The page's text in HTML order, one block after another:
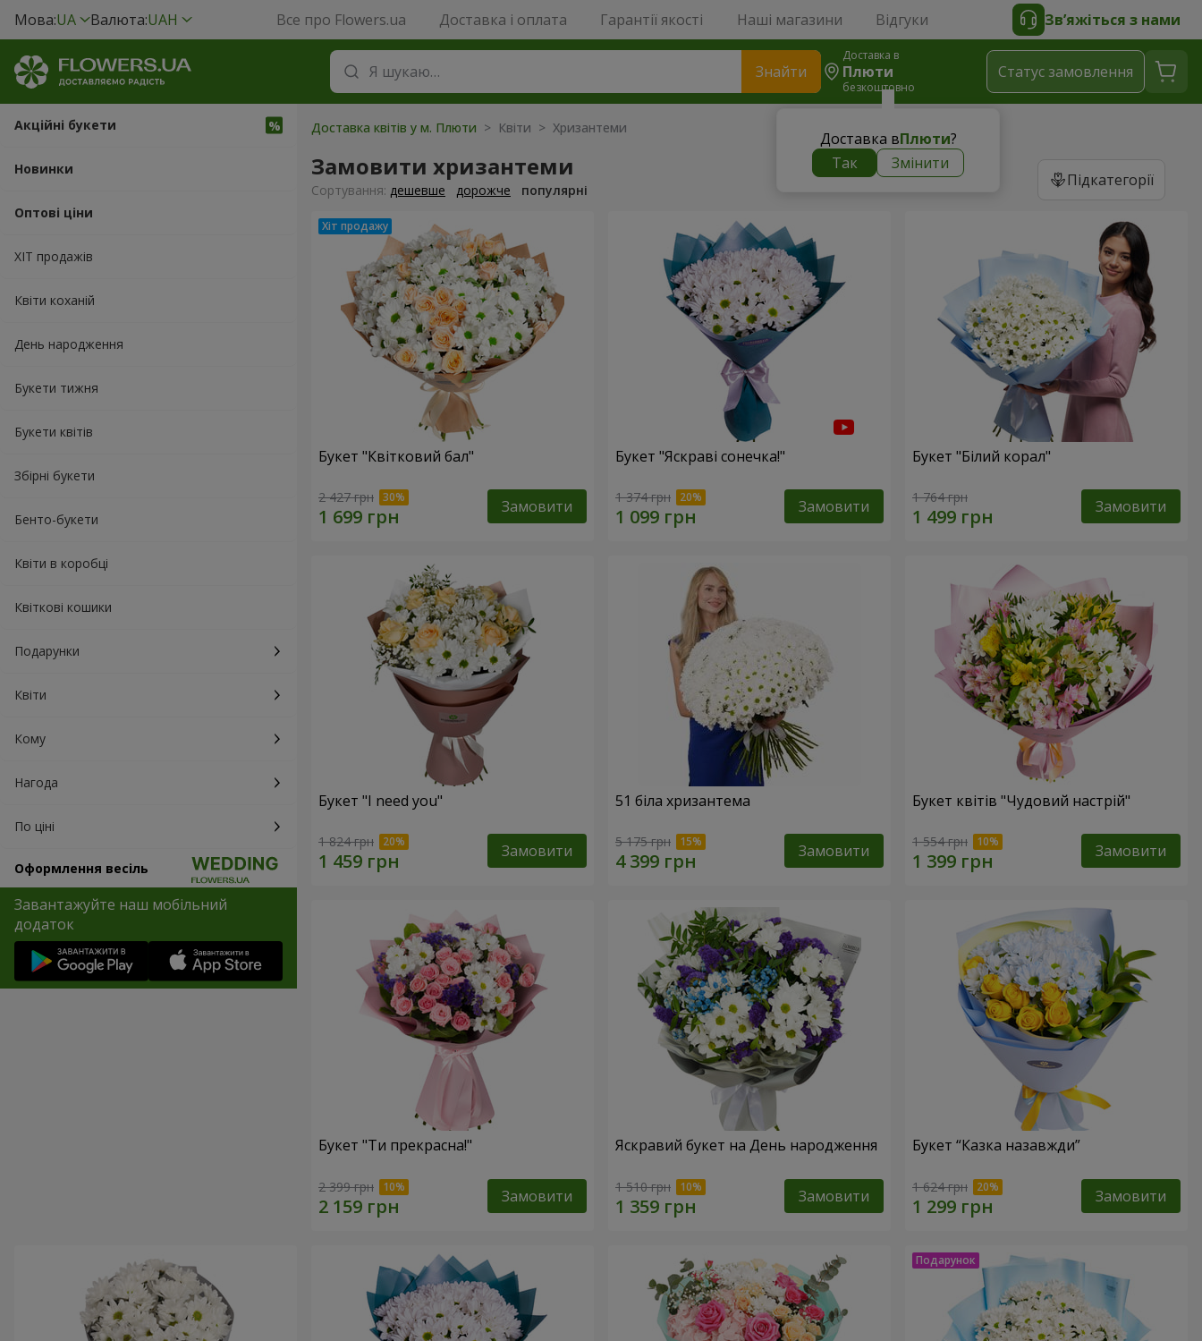
Мова:UA Валюта:UAH Все про Flowers.ua Доставка і оплата Гарантії якості Наші магазини Відгуки Зв’яжіться з нами
Знайти
Доставка в
Плюти
безкоштовно
Доставка вПлюти?
Так
Змінити
Статус замовлення
Акційні букети
Новинки
Оптові ціни
ХІТ продажів
Квіти коханій
День народження
Букети тижня
Букети квітів
Збірні букети
Бенто-букети
Квіти в коробці
Квіткові кошики
Подарунки
Квіти
Кому
Нагода
По ціні
Оформлення весіль
Завантажуйте наш мобільний
додаток
Доставка квітів у м. Плюти > Квіти > Хризантеми
Замовити хризантеми Підкатегорії
Сортування: дешевше дорожче популярні
Букет "Квітковий бал"
2 427 грн Замовити
Букет "Яскраві сонечка!"
1 374 грн Замовити
Букет "Білий корал"
1 764 грн Замовити
Букет "I need you"
1 824 грн Замовити
51 біла хризантема
5 175 грн Замовити
Букет квітів "Чудовий настрій"
1 554 грн Замовити
Букет "Ти прекрасна!"
2 399 грн Замовити
Яскравий букет на День народження
1 510 грн Замовити
Букет “Казка назавжди”
1 624 грн Замовити